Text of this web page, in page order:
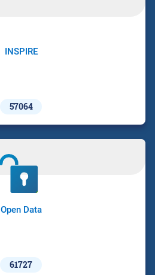
INSPIRE
57064
Open Data
61727